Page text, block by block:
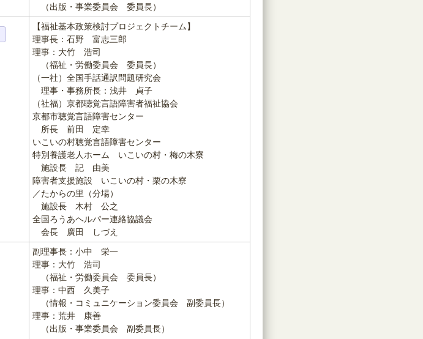
（出版・事業委員会 委員長）
【福祉基本政策検討プロジェクトチーム】
理事長：石野 富志三郎
理事：大竹 浩司
（福祉・労働委員会 委員長）
（一社）全国手話通訳問題研究会
理事・事務所長：浅井 貞子
（社福）京都聴覚言語障害者福祉協会
京都市聴覚言語障害センター
所長 前田 定幸
いこいの村聴覚言語障害センター
特別養護老人ホーム いこいの村・梅の木寮
施設長 記 由美
障害者支援施設 いこいの村・栗の木寮
／たからの里（分場）
施設長 木村 公之
全国ろうあヘルパー連絡協議会
会長 廣田 しづえ
副理事長：小中 栄一
理事：大竹 浩司
（福祉・労働委員会 委員長）
理事：中西 久美子
（情報・コミュニケーション委員会 副委員長）
理事：荒井 康善
（出版・事業委員会 副委員長）